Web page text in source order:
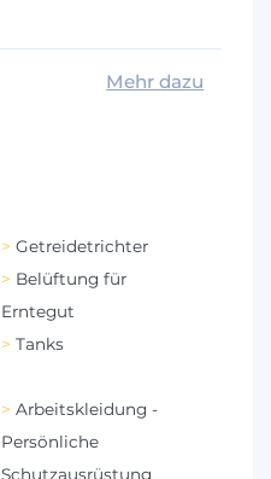
Mehr dazu
Getreidetrichter
Belüftung für
Erntegut
Tanks
Arbeitskleidung -
Persönliche
Schutzausrüstung